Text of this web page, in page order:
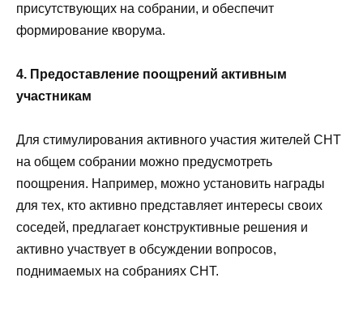
присутствующих на собрании, и обеспечит
формирование кворума.
4. Предоставление поощрений активным
участникам
Для стимулирования активного участия жителей СНТ
на общем собрании можно предусмотреть
поощрения. Например, можно установить награды
для тех, кто активно представляет интересы своих
соседей, предлагает конструктивные решения и
активно участвует в обсуждении вопросов,
поднимаемых на собраниях СНТ.